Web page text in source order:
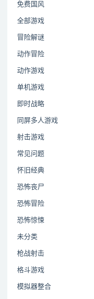
免费国风
全部游戏
冒险解谜
动作冒险
动作游戏
单机游戏
即时战略
同屏多人游戏
射击游戏
常见问题
怀旧经典
恐怖丧尸
恐怖冒险
恐怖惊悚
未分类
枪战射击
格斗游戏
模拟器整合